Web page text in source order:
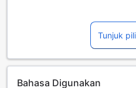
Tunjuk
Bahasa Digunakan